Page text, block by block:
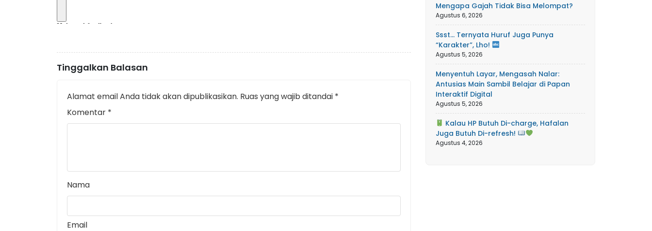
Tinggalkan Balasan
Alamat email Anda tidak akan dipublikasikan. Ruas yang wajib ditandai *
Komentar *
Nama
Email
Mengapa Gajah Tidak Bisa Melompat?
Agustus 6, 2026
Ssst… Ternyata Huruf Juga Punya
“Karakter”, Lho!
Agustus 5, 2026
Menyentuh Layar, Mengasah Nalar:
Antusias Main Sambil Belajar di Papan
Interaktif Digital
Agustus 5, 2026
Kalau HP Butuh Di-charge, Hafalan
Juga Butuh Di-refresh!
Agustus 4, 2026